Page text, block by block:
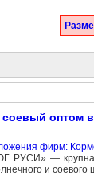
оптом в
фирм:
РУСИ» —
и